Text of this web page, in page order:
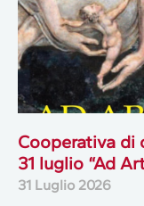
Cooperativa di
31 luglio “Ad
31 Luglio 2026